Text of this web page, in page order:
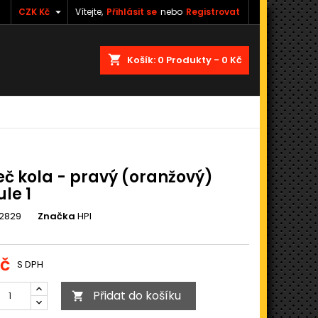
Vítejte, Přihlásit se nebo Registrovat
CZK Kč 
shopping_cart Košík: 0 Produkty - 0 Kč
kola - pravý (oranžový)
1
Značka HPI
S DPH
 Přidat do košíku